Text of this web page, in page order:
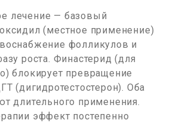
лечение — базовый
(местное применение)
фолликулов и
роста. Финастерид (для
блокирует превращение
(дигидротестостерон). Оба
длительного применения.
эффект постепенно